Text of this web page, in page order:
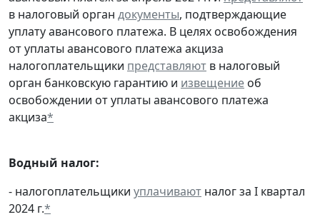
в налоговый орган документы, подтверждающие
уплату авансового платежа. В целях освобождения
от уплаты авансового платежа акциза
налогоплательщики представляют в налоговый
орган банковскую гарантию и извещение об
освобождении от уплаты авансового платежа
акциза*
Водный налог:
- налогоплательщики уплачивают налог за I квартал
2024 г.*